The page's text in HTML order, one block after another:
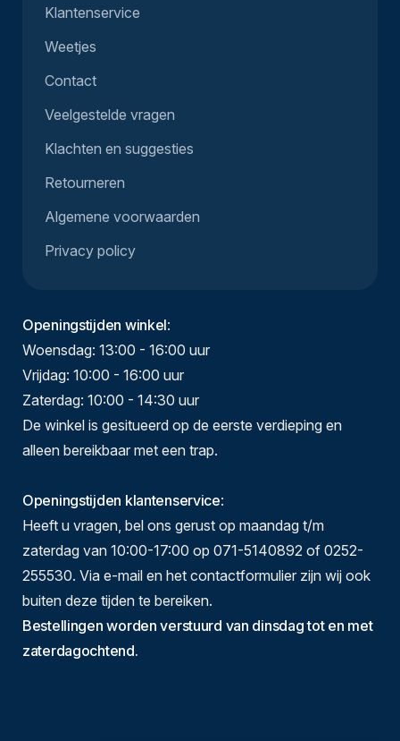
Klantenservice
Weetjes
Contact
Veelgestelde vragen
Klachten en suggesties
Retourneren
Algemene voorwaarden
Privacy policy
Openingstijden winkel:
Woensdag: 13:00 - 16:00 uur
Vrijdag: 10:00 - 16:00 uur
Zaterdag: 10:00 - 14:30 uur
De winkel is gesitueerd op de eerste verdieping en
alleen bereikbaar met een trap.
Openingstijden klantenservice:
Heeft u vragen, bel ons gerust op maandag t/m
zaterdag van 10:00-17:00 op 071-5140892 of 0252-
255530. Via e-mail en het contactformulier zijn wij ook
buiten deze tijden te bereiken.
Bestellingen worden verstuurd van dinsdag tot en met
zaterdagochtend.